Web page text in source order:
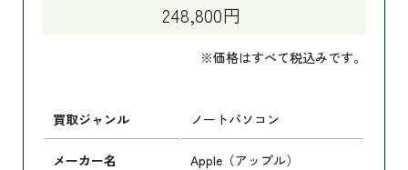
248,800円
※価格はすべて税込みです。
買取ジャンル ノートパソコン
メーカー名 Apple（アップル）